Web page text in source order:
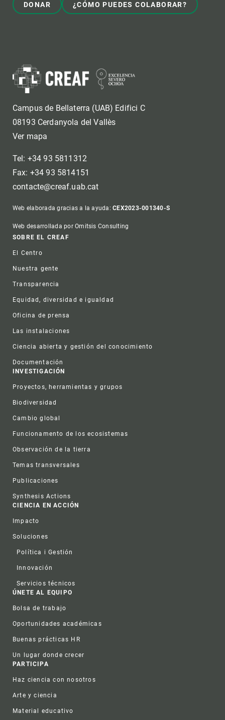
DONAR ¿CÓMO PUEDES COLABORAR?
Campus de Bellaterra (UAB) Edifici C
08193 Cerdanyola del Vallès
Ver mapa
Tel: +34 93 5811312
Fax: +34 93 5814151
contacte@creaf.uab.cat
Web elaborada gracias a la ayuda:CEX2023-001340-S
Web desarrollada por Omitsis Consulting
Footer
SOBRE EL CREAF
El Centro
Nuestra gente
Transparencia
Equidad, diversidad e igualdad
Oficina de prensa
Las instalaciones
Ciencia abierta y gestión del conocimiento
Documentación
INVESTIGACIÓN
Proyectos, herramientas y grupos
Biodiversidad
Cambio global
Funcionamento de los ecosistemas
Observación de la tierra
Temas transversales
Publicaciones
Synthesis Actions
CIENCIA EN ACCIÓN
Impacto
Soluciones
Política i Gestión
Innovación
Servicios técnicos
ÚNETE AL EQUIPO
Bolsa de trabajo
Oportunidades académicas
Buenas prácticas HR
Un lugar donde crecer
PARTICIPA
Haz ciencia con nosotros
Arte y ciencia
Material educativo